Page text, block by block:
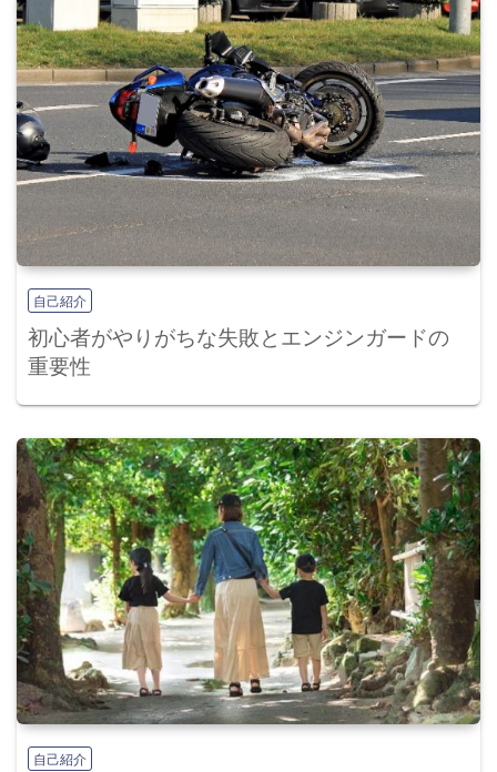
自己紹介
初心者がやりがちな失敗とエンジンガードの
重要性
自己紹介